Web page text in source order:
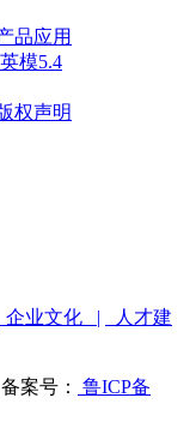
品应用
模5.4
权声明
企业文化 |
人才建
案号：
鲁ICP备